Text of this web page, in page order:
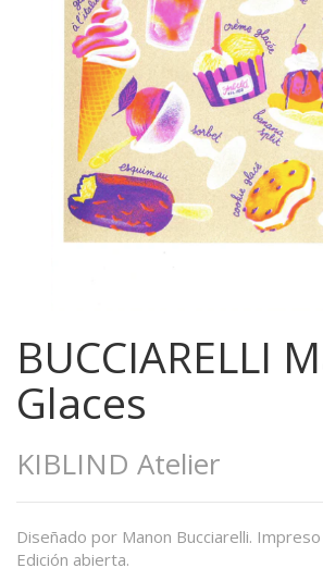
BUCCIARELLI
Glaces
KIBLIND Atelier
Diseñado por Manon Bucciarelli.
Edición abierta.